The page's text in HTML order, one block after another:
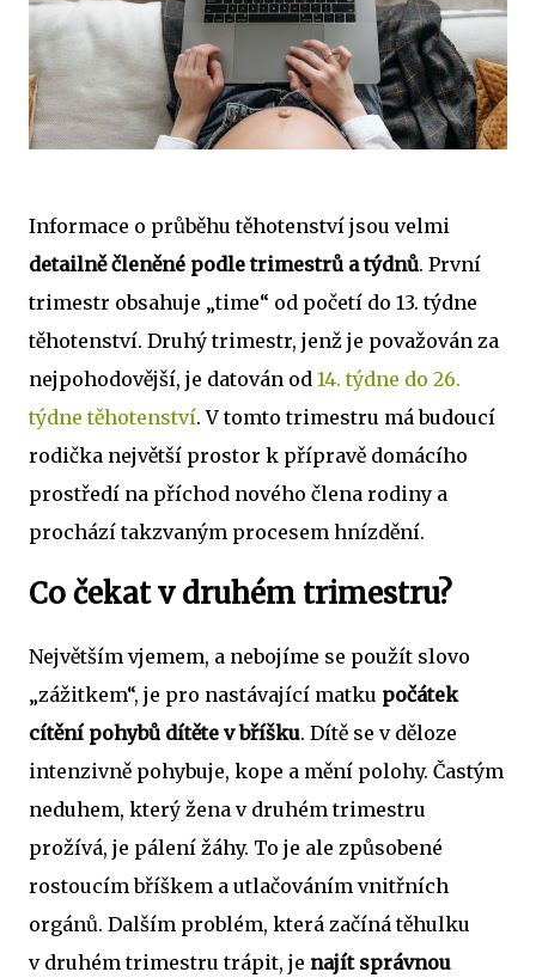
Informace o průběhu těhotenství jsou velmi
detailně členěné podle trimestrů a týdnů. První
trimestr obsahuje „time“ od početí do 13. týdne
těhotenství. Druhý trimestr, jenž je považován za
nejpohodovější, je datován od 14. týdne do 26.
týdne těhotenství. V tomto trimestru má budoucí
rodička největší prostor k přípravě domácího
prostředí na příchod nového člena rodiny a
prochází takzvaným procesem hnízdění.
Co čekat v druhém trimestru?
Největším vjemem, a nebojíme se použít slovo
„zážitkem“, je pro nastávající matku počátek
cítění pohybů dítěte v bříšku. Dítě se v děloze
intenzivně pohybuje, kope a mění polohy. Častým
neduhem, který žena v druhém trimestru
prožívá, je pálení žáhy. To je ale způsobené
rostoucím bříškem a utlačováním vnitřních
orgánů. Dalším problém, která začíná těhulku
v druhém trimestru trápit, je najít správnou